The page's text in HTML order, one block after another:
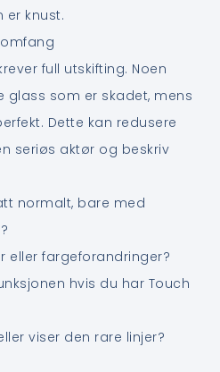
er knust.
omfang
full utskifting. Noen
glass som er skadet, mens
Dette kan redusere
seriøs aktør og beskriv
normalt, bare med
eller fargeforandringer?
hvis du har Touch
viser den rare linjer?